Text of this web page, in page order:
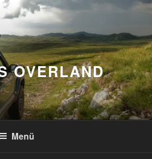
OVERLAND
Menü